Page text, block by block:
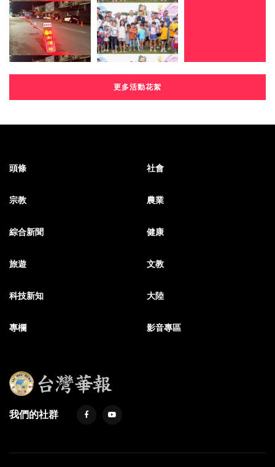
更多活動花絮
頭條 社會
宗教 農業
綜合新聞 健康
旅遊 文教
科技新知 大陸
專欄 影音專區
我們的社群